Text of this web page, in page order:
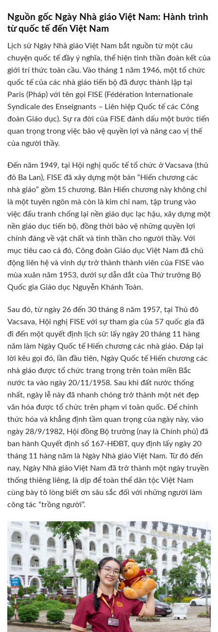
Nguồn gốc Ngày Nhà giáo Việt Nam: Hành trình
từ quốc tế đến Việt Nam
Lịch sử Ngày Nhà giáo Việt Nam bắt nguồn từ một câu
chuyện quốc tế đầy ý nghĩa, thể hiện tinh thần đoàn kết của
giới trí thức toàn cầu. Vào tháng 1 năm 1946, một tổ chức
quốc tế của các nhà giáo tiến bộ đã được thành lập tại
Paris (Pháp) với tên gọi FISE (Fédération Internationale
Syndicale des Enseignants – Liên hiệp Quốc tế các Công
đoàn Giáo dục). Sự ra đời của FISE đánh dấu một bước tiến
quan trọng trong việc bảo vệ quyền lợi và nâng cao vị thế
của người thầy.
Đến năm 1949, tại Hội nghị quốc tế tổ chức ở Vacsava (thủ
đô Ba Lan), FISE đã xây dựng một bản “Hiến chương các
nhà giáo” gồm 15 chương. Bản Hiến chương này không chỉ
là một tuyên ngôn mà còn là kim chỉ nam, tập trung vào
việc đấu tranh chống lại nền giáo dục lạc hậu, xây dựng một
nền giáo dục tiến bộ, đồng thời bảo vệ những quyền lợi
chính đáng về vật chất và tinh thần cho người thầy. Với
mục tiêu cao cả đó, Công đoàn Giáo dục Việt Nam đã chủ
động liên hệ và vinh dự trở thành thành viên của FISE vào
mùa xuân năm 1953, dưới sự dẫn dắt của Thứ trưởng Bộ
Quốc gia Giáo dục Nguyễn Khánh Toàn.
Sau đó, từ ngày 26 đến 30 tháng 8 năm 1957, tại Thủ đô
Vacsava, Hội nghị FISE với sự tham gia của 57 quốc gia đã
đi đến một quyết định lịch sử: lấy ngày 20 tháng 11 hàng
năm làm Ngày Quốc tế Hiến chương các nhà giáo. Đáp lại
lời kêu gọi đó, lần đầu tiên, Ngày Quốc tế Hiến chương các
nhà giáo được tổ chức trang trọng trên toàn miền Bắc
nước ta vào ngày 20/11/1958. Sau khi đất nước thống
nhất, ngày lễ này đã nhanh chóng trở thành một nét đẹp
văn hóa được tổ chức trên phạm vi toàn quốc. Để chính
thức hóa và khẳng định tầm quan trọng của ngày này, vào
ngày 28/9/1982, Hội đồng Bộ trưởng (nay là Chính phủ) đã
ban hành Quyết định số 167-HĐBT, quy định lấy ngày 20
tháng 11 hàng năm là Ngày Nhà giáo Việt Nam. Từ đó đến
nay, Ngày Nhà giáo Việt Nam đã trở thành một ngày truyền
thống thiêng liêng, là dịp để toàn thể dân tộc Việt Nam
cùng bày tỏ lòng biết ơn sâu sắc đối với những người làm
công tác “trồng người”.